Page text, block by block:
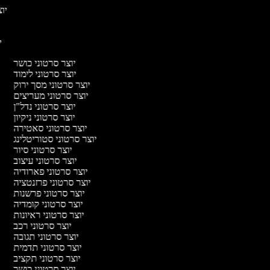
יוצר סרטוני כושר
יוצר סרטוני לימוד
יוצר סרטוני מסך ירוק
יוצר סרטוני מעריצים
יוצר סרטוני נדל"ן
יוצר סרטוני ניקיון
יוצר סרטוני סאטירה
יוצר סרטוני סטוריטלינג
יוצר סרטוני סיור
יוצר סרטוני עיצוב
יוצר סרטוני פארודיה
יוצר סרטוני פרזנטציה
יוצר סרטוני פרשנות
יוצר סרטוני קומדיה
יוצר סרטוני ראיונות
יוצר סרטוני רכב
יוצר סרטוני תגובה
יוצר סרטוני תדמית
יוצר סרטוני תקציב